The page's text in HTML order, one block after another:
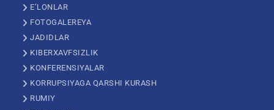
E’LONLAR
FOTOGALEREYA
JADIDLAR
KIBERXAVFSIZLIK
KONFERENSIYALAR
KORRUPSIYAGA QARSHI KURASH
RUMIY